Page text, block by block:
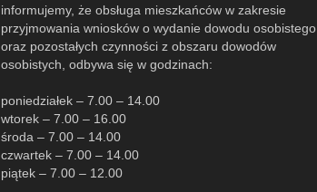
informujemy, że obsługa mieszkańców w zakresie
przyjmowania wniosków o wydanie dowodu osobistego
oraz pozostałych czynności z obszaru dowodów
osobistych, odbywa się w godzinach:
poniedziałek – 7.00 – 14.00
wtorek – 7.00 – 16.00
środa – 7.00 – 14.00
czwartek – 7.00 – 14.00
piątek – 7.00 – 12.00